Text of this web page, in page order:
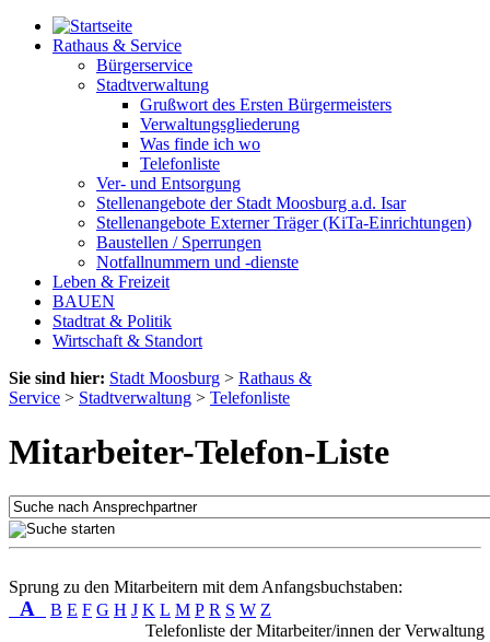
Rathaus & Service
Bürgerservice
Stadtverwaltung
Grußwort des Ersten Bürgermeisters
Verwaltungsgliederung
Was finde ich wo
Telefonliste
Ver- und Entsorgung
Stellenangebote der Stadt Moosburg a.d. Isar
Stellenangebote Externer Träger (KiTa-Einrichtungen)
Baustellen / Sperrungen
Notfallnummern und -dienste
Leben & Freizeit
BAUEN
Stadtrat & Politik
Wirtschaft & Standort
Sie sind hier: Stadt Moosburg > Rathaus &
Service > Stadtverwaltung > Telefonliste
Mitarbeiter-Telefon-Liste
Sprung zu den Mitarbeitern mit dem Anfangsbuchstaben:
A B E F G H J K L M P R S W Z
Telefonliste der Mitarbeiter/innen der Verwaltung